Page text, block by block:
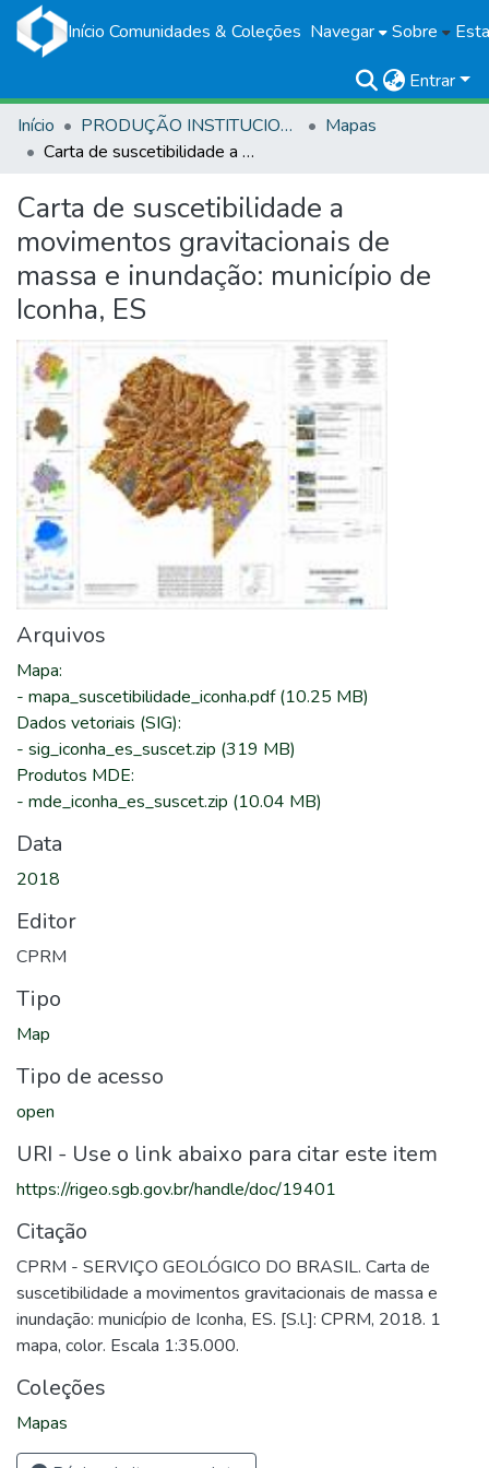
Início Comunidades & Coleções Navegar Sobre
Entrar
Início
PRODUÇÃO INSTITUCIONAL
Mapas
Carta de suscetibilidade a movimentos gravitacionais de massa e inundação: município de Iconha, ES
Carta de suscetibilidade a
movimentos gravitacionais de
massa e inundação: município de
Iconha, ES
Arquivos
Mapa:
- mapa_suscetibilidade_iconha.pdf(10.25 MB)
Dados vetoriais (SIG):
- sig_iconha_es_suscet.zip (319 MB)
Produtos MDE:
- mde_iconha_es_suscet.zip (10.04 MB)
Data
2018
Editor
CPRM
Tipo
Map
Tipo de acesso
open
URI - Use o link abaixo para citar este item
https://rigeo.sgb.gov.br/handle/doc/19401
Citação
CPRM - SERVIÇO GEOLÓGICO DO BRASIL. Carta de
suscetibilidade a movimentos gravitacionais de massa e
inundação: município de Iconha, ES. [S.l.]: CPRM, 2018. 1
mapa, color. Escala 1:35.000.
Coleções
Mapas